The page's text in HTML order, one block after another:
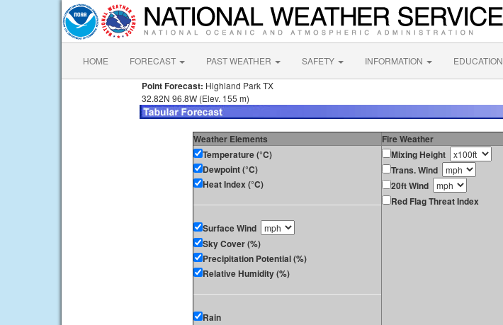
HOME FORECAST PAST WEATHER SAFETY INFORMATION EDUCATION
Point Forecast: Highland Park TX
32.82N 96.8W (Elev. 155 m)
Weather Elements
Fire Weather
Temperature (°C)
Dewpoint (°C)
Heat Index (°C)
Surface Wind
Sky Cover (%)
Precipitation Potential (%)
Relative Humidity (%)
Rain
Mixing Height
Trans. Wind
20ft Wind
Red Flag Threat Index